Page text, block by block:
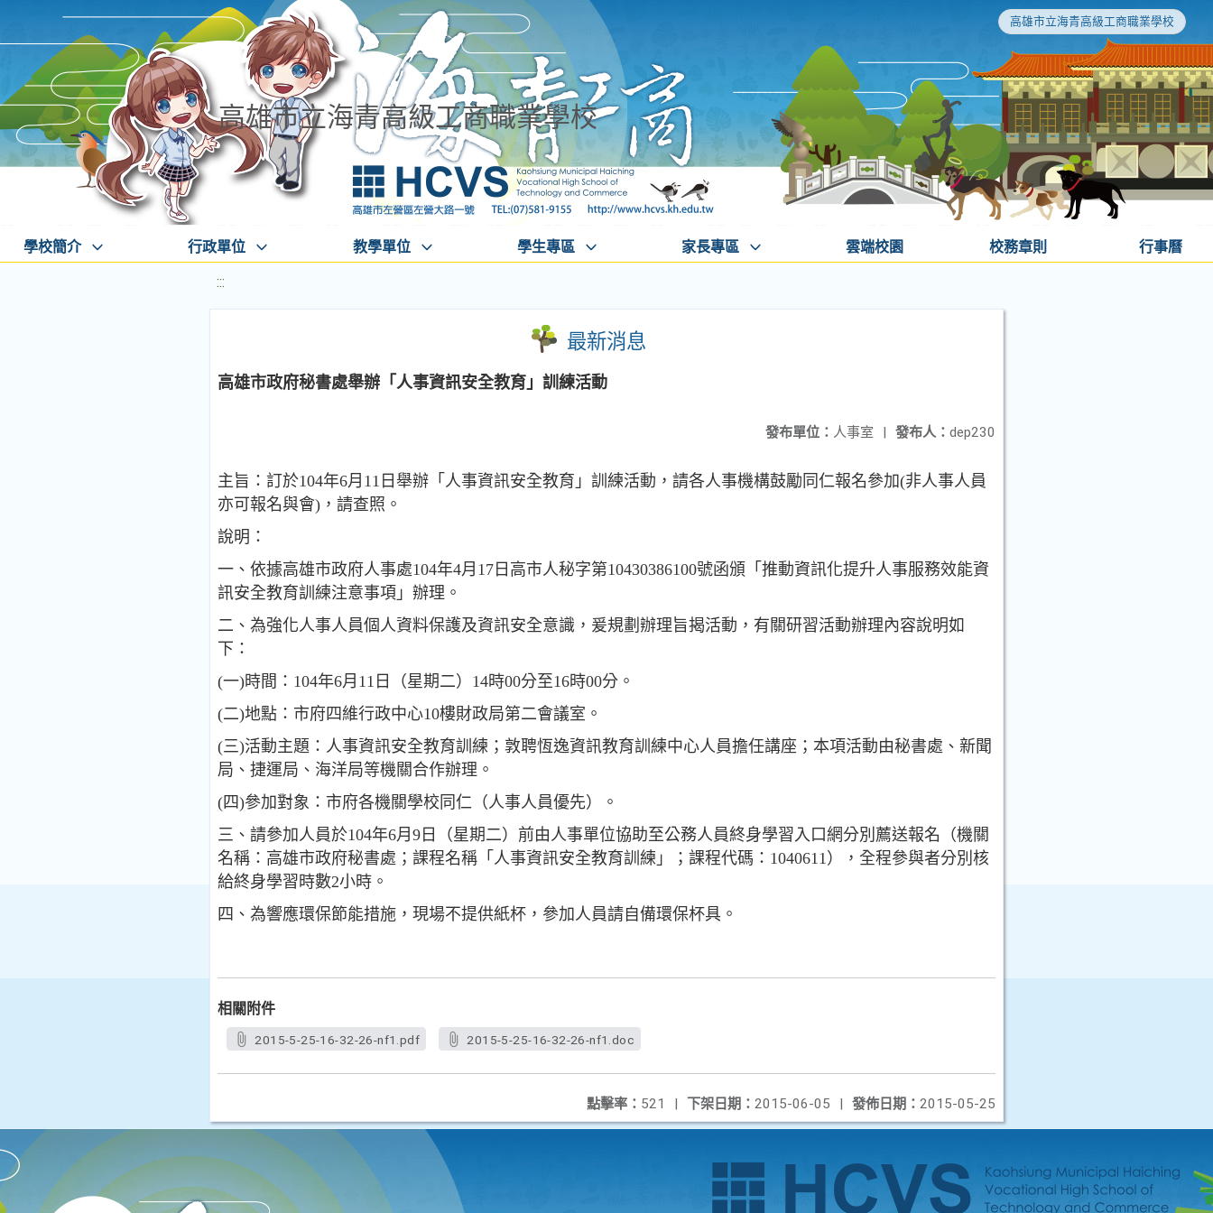
高雄市立海青高級工商職業學校
高雄市立海青高級工商職業學校
學校簡介 行政單位 教學單位 學生專區 家長專區 雲端校園 校務章則 行事曆
:::
最新消息
高雄市政府秘書處舉辦「人事資訊安全教育」訓練活動
發布人： dep230
發布單位： 人事室 |
主旨：訂於104年6月11日舉辦「人事資訊安全教育」訓練活動，請各人事機構鼓勵同仁報名參加(非人事人員
亦可報名與會)，請查照。
說明：
一、依據高雄市政府人事處104年4月17日高市人秘字第10430386100號函頒「推動資訊化提升人事服務效能資
訊安全教育訓練注意事項」辦理。
二、為強化人事人員個人資料保護及資訊安全意識，爰規劃辦理旨揭活動，有關研習活動辦理內容說明如
下：
(一)時間：104年6月11日（星期二）14時00分至16時00分。
(二)地點：市府四維行政中心10樓財政局第二會議室。
(三)活動主題：人事資訊安全教育訓練；敦聘恆逸資訊教育訓練中心人員擔任講座；本項活動由秘書處、新聞
局、捷運局、海洋局等機關合作辦理。
(四)參加對象：市府各機關學校同仁（人事人員優先）。
三、請參加人員於104年6月9日（星期二）前由人事單位協助至公務人員終身學習入口網分別薦送報名（機關
名稱：高雄市政府秘書處；課程名稱「人事資訊安全教育訓練」；課程代碼：1040611），全程參與者分別核
給終身學習時數2小時。
四、為響應環保節能措施，現場不提供紙杯，參加人員請自備環保杯具。
相關附件
2015-5-25-16-32-26-nf1.pdf 2015-5-25-16-32-26-nf1.doc
發佈日期： 2015-05-25
下架日期： 2015-06-05 |
點擊率： 521 |